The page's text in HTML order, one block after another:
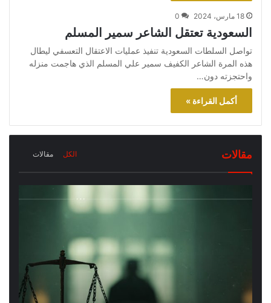
18 مارس، 2024 0
السعودية تعتقل الشاعر سمير المسلم
تواصل السلطات السعودية تنفيذ عمليات الاعتقال التعسفي ليطال
هذه المرة الشاعر الكفيف سمير علي المسلم الذي هاجمت منزله
واحتجزته دون…
أكمل القراءة »
مقالات الكل مقالات